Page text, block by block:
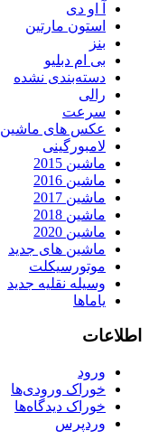
آ او دی
استون مارتین
بنز
بی ام دبلیو
دسته‌بندی نشده
رالی
سرعت
عکس های ماشین
لامبورگینی
ماشین 2015
ماشین 2016
ماشین 2017
ماشین 2018
ماشین 2020
ماشین های جدید
موتورسیکلت
وسیله نقلیه جدید
یاماها
اطلاعات
ورود
خوراک ورودی‌ها
خوراک دیدگاه‌ها
وردپرس